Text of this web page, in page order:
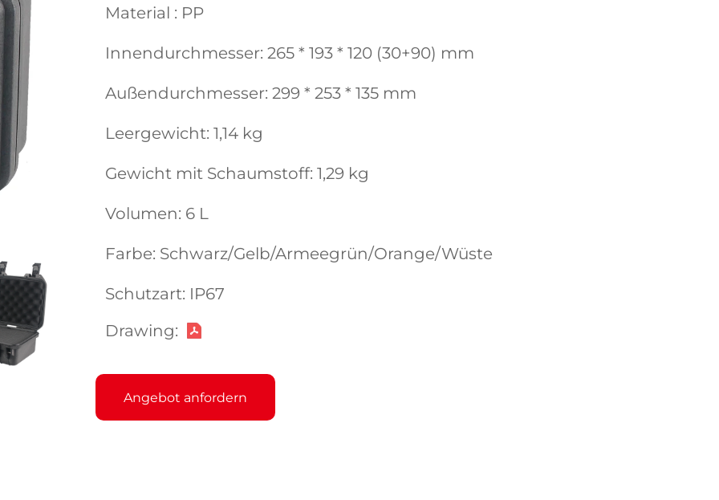
Material : PP
Innendurchmesser: 265 * 193 * 120 (30+90) mm
Außendurchmesser: 299 * 253 * 135 mm
Leergewicht: 1,14 kg
Gewicht mit Schaumstoff: 1,29 kg
Volumen: 6 L
Farbe: Schwarz/Gelb/Armeegrün/Orange/Wüste
Schutzart: IP67
Drawing:
Angebot anfordern